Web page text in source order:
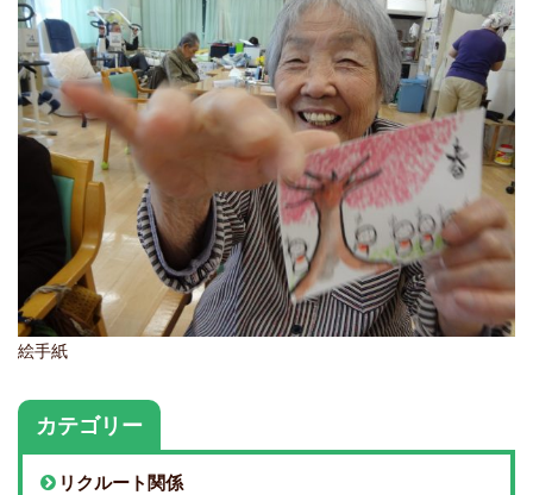
絵手紙
カテゴリー
リクルート関係